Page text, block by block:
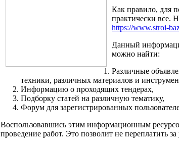
Как правило, для
практически все.
https://www.stroi-
Данный
можно найти:
Различные
техники, различных материалов и
Информацию о проходящих тендерах,
Подборку статей на различную тематику,
Форум для зарегистрированных
Воспользовавшись этим информационным
проведение работ. Это позволит не переплатить